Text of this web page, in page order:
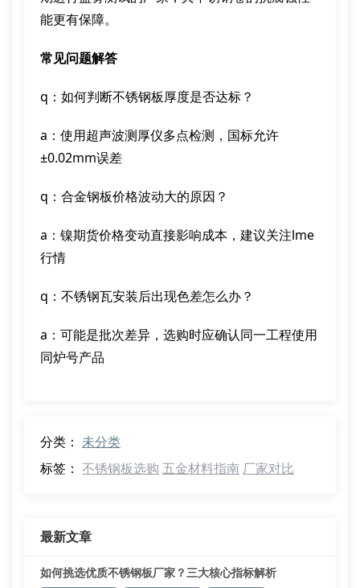
能更有保障。
常见问题解答
q：如何判断不锈钢板厚度是否达标？
a：使用超声波测厚仪多点检测，国标允许
±0.02mm误差
q：合金钢板价格波动大的原因？
a：镍期货价格变动直接影响成本，建议关注lme
行情
q：不锈钢瓦安装后出现色差怎么办？
a：可能是批次差异，选购时应确认同一工程使用
同炉号产品
分类： 未分类
标签： 不锈钢板选购 五金材料指南 厂家对比
最新文章
如何挑选优质不锈钢板厂家？三大核心指标解析